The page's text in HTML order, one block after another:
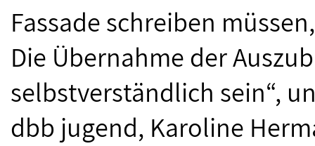
Fassade schreiben
Die Übernahme der
selbstverständlich sein“,
dbb jugend, Karoline